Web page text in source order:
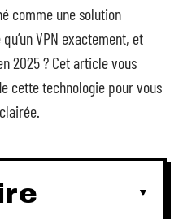
comme une solution
VPN exactement, et
2025 ? Cet article vous
cette technologie pour vous